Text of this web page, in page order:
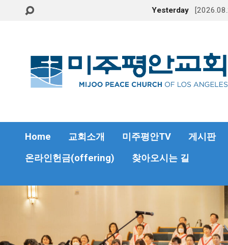
Yesterday
Home 교회소개 미주평안TV
게시판
온라인헌금(offering)
찾아오시는 길